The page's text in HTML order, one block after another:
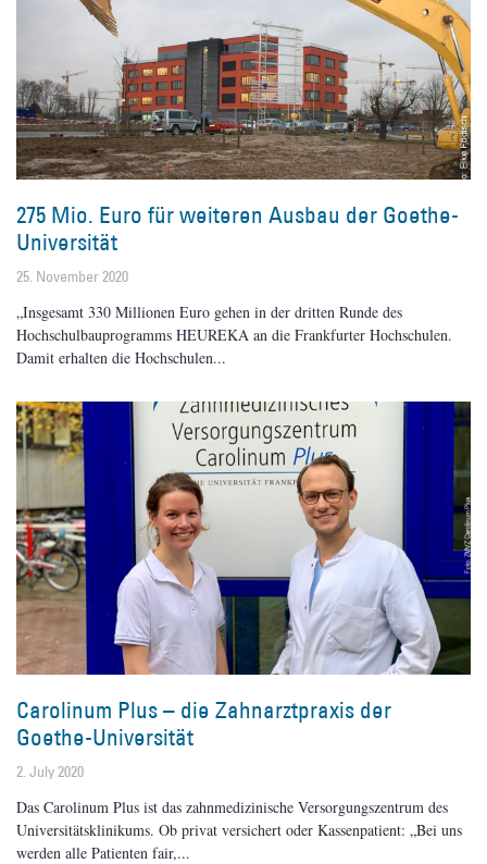
275 Mio. Euro für weiteren Ausbau der Goethe-
Universität
25. November 2020
„Insgesamt 330 Millionen Euro gehen in der dritten Runde des
Hochschulbauprogramms HEUREKA an die Frankfurter Hochschulen.
Damit erhalten die Hochschulen
Carolinum Plus – die Zahnarztpraxis der
Goethe-Universität
2. July 2020
Das Carolinum Plus ist das zahnmedizinische Versorgungszentrum des
Universitätsklinikums. Ob privat versichert oder Kassenpatient: „Bei uns
werden alle Patienten fair,